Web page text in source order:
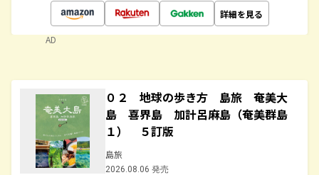
詳細を見る
AD
０２ 地球の歩き方 島旅 奄美大
島 喜界島 加計呂麻島（奄美群島
１） ５訂版
島旅
2026.08.06 発売